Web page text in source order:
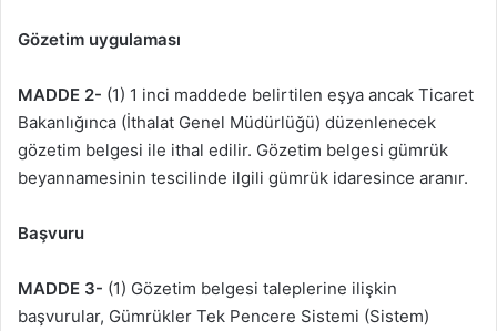
Gözetim uygulaması
MADDE 2- (1) 1 inci maddede belirtilen eşya ancak Ticaret
Bakanlığınca (İthalat Genel Müdürlüğü) düzenlenecek
gözetim belgesi ile ithal edilir. Gözetim belgesi gümrük
beyannamesinin tescilinde ilgili gümrük idaresince aranır.
Başvuru
MADDE 3- (1) Gözetim belgesi taleplerine ilişkin
başvurular, Gümrükler Tek Pencere Sistemi (Sistem)